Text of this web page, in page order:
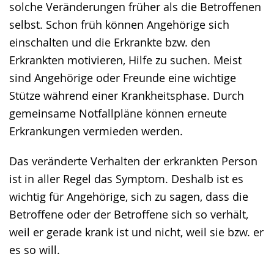
solche Veränderungen früher als die Betroffenen
selbst. Schon früh können Angehörige sich
einschalten und die Erkrankte bzw. den
Erkrankten motivieren, Hilfe zu suchen. Meist
sind Angehörige oder Freunde eine wichtige
Stütze während einer Krankheitsphase. Durch
gemeinsame Notfallpläne können erneute
Erkrankungen vermieden werden.
Das veränderte Verhalten der erkrankten Person
ist in aller Regel das Symptom. Deshalb ist es
wichtig für Angehörige, sich zu sagen, dass die
Betroffene oder der Betroffene sich so verhält,
weil er gerade krank ist und nicht, weil sie bzw. er
es so will.